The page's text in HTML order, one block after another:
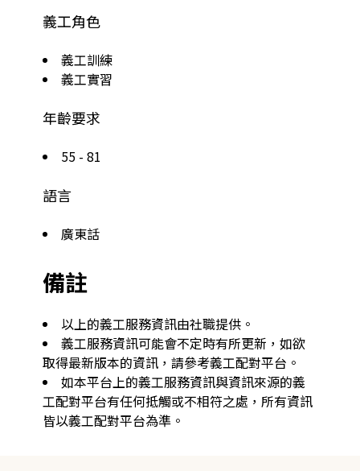
義工角色
義工訓練
義工實習
年齡要求
55 - 81
語言
廣東話
備註
以上的義工服務資訊由社職提供。
義工服務資訊可能會不定時有所更新，如欲
取得最新版本的資訊，請參考義工配對平台。
如本平台上的義工服務資訊與資訊來源的義
工配對平台有任何抵觸或不相符之處，所有資訊
皆以義工配對平台為準。